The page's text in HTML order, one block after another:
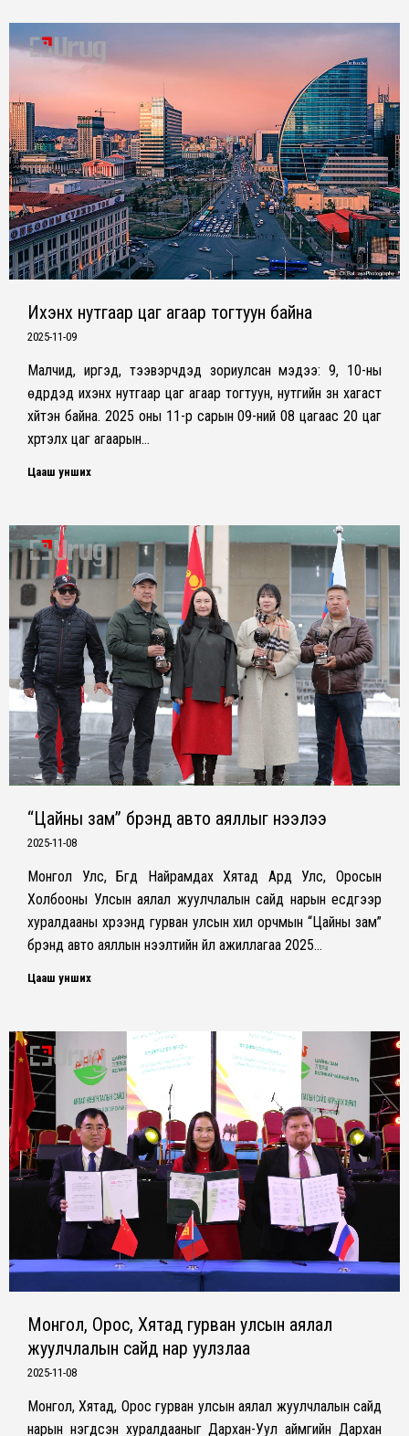
Ихэнх нутгаар цаг агаар тогтуун байна
2025-11-09
Малчид, иргэд, тээвэрчдэд зориулсан мэдээ: 9, 10-ны
өдрүүдэд ихэнх нутгаар цаг агаар тогтуун, нутгийн зүүн хагаст
хүйтэн байна. 2025 оны 11-р сарын 09-ний 08 цагаас 20 цаг
хүртэлх цаг агаарын…
Цааш унших
“Цайны зам” брэнд авто аяллыг нээлээ
2025-11-08
Монгол Улс, Бүгд Найрамдах Хятад Ард Улс, Оросын
Холбооны Улсын аялал жуулчлалын сайд нарын есдүгээр
хуралдааны хүрээнд гурван улсын хил орчмын “Цайны зам”
брэнд авто аяллын нээлтийн үйл ажиллагаа 2025…
Цааш унших
Монгол, Орос, Хятад гурван улсын аялал
жуулчлалын сайд нар уулзлаа
2025-11-08
Монгол, Хятад, Орос гурван улсын аялал жуулчлалын сайд
нарын нэгдсэн хуралдааныг Дархан-Уул аймгийн Дархан